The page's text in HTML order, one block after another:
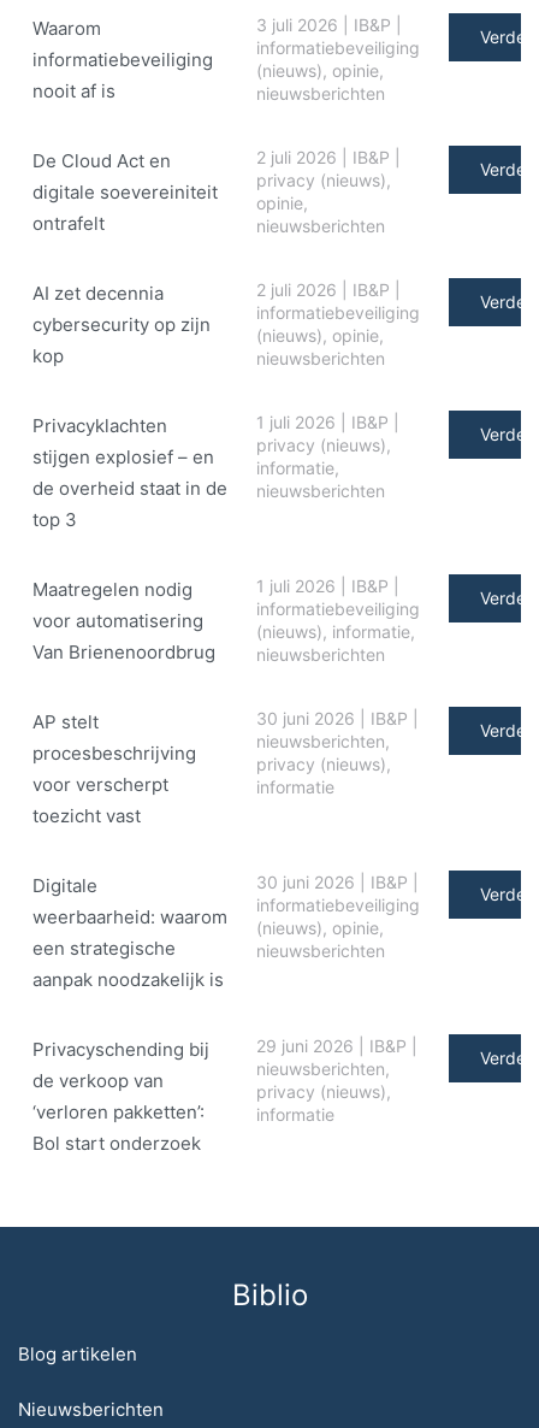
Waarom
informatiebeveiliging
nooit af is
3 juli 2026 IB&P
informatiebeveiliging
(nieuws), opinie,
nieuwsberichten
Verder
De Cloud Act en
digitale soe­ve­rei­ni­teit
ontrafelt
2 juli 2026 IB&P
privacy (nieuws),
opinie,
nieuwsberichten
Verder
AI zet decennia
cybersecurity op zijn
kop
2 juli 2026 IB&P
informatiebeveiliging
(nieuws), opinie,
nieuwsberichten
Verder
Privacyklachten
stijgen explosief – en
de overheid staat in de
top 3
1 juli 2026 IB&P
privacy (nieuws),
informatie,
nieuwsberichten
Verder
Maatregelen nodig
voor automatisering
Van Brienenoordbrug
1 juli 2026 IB&P
informatiebeveiliging
(nieuws), informatie,
nieuwsberichten
Verder
AP stelt
procesbeschrijving
voor verscherpt
toezicht vast
30 juni 2026 IB&P
nieuwsberichten,
privacy (nieuws),
informatie
Verder
Digitale
weerbaarheid: waarom
een strategische
aanpak noodzakelijk is
30 juni 2026 IB&P
informatiebeveiliging
(nieuws), opinie,
nieuwsberichten
Verder
Privacyschending bij
de verkoop van
‘verloren pakketten’:
Bol start onderzoek
29 juni 2026 IB&P
nieuwsberichten,
privacy (nieuws),
informatie
Verder
Biblio
Blog artikelen
Nieuwsberichten